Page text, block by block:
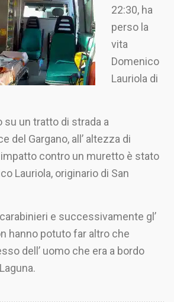
22:30, ha
perso la
vita
Domenico
Lauriola di
su un tratto di strada a
del Gargano, all’ altezza di
contro un muretto è stato
Lauriola, originario di San
e successivamente gl’
hanno potuto far altro che
dell’ uomo che era a bordo